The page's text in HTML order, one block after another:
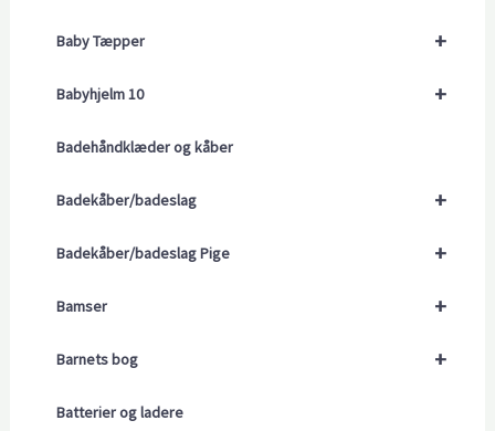
+
Baby Tæpper
+
Babyhjelm 10
Badehåndklæder og kåber
+
Badekåber/badeslag
+
Badekåber/badeslag Pige
+
Bamser
+
Barnets bog
Batterier og ladere